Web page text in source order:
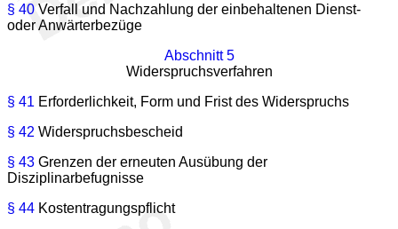
§ 40 Verfall und Nachzahlung der einbehaltenen Dienst-
oder Anwärterbezüge
Abschnitt 5
Widerspruchsverfahren
§ 41 Erforderlichkeit, Form und Frist des Widerspruchs
§ 42 Widerspruchsbescheid
§ 43 Grenzen der erneuten Ausübung der
Disziplinarbefugnisse
§ 44 Kostentragungspflicht